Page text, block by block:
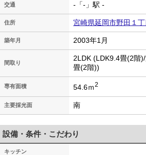
交通 -「-」駅 -
住所 宮崎県延岡市野田１丁
築年月 2003年1月
間取り
2LDK (LDK9.4畳(2階
畳(2階))
専有面積 54.6ｍ2
主要採光面 南
設備・条件・こだわり
キッチン